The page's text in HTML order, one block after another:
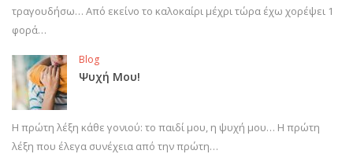
τραγουδήσω… Από εκείνο το καλοκαίρι μέχρι τώρα έχω χορέψει 1
φορά…
Blog
Ψυχή Μου!
Η πρώτη λέξη κάθε γονιού: το παιδί μου, η ψυχή μου… Η πρώτη
λέξη που έλεγα συνέχεια από την πρώτη…